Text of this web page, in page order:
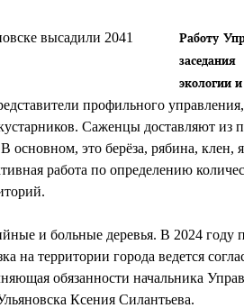
Работу
экологии
профильного
Саженцы доставляют
основном, это берёза, рябина,
работа по определению
и больные деревья. В 2024
на территории города ведется
обязанности начальника
Ксения Силантьева.